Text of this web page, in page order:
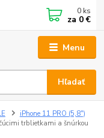
Menu
Hľadať
0 ks
za 0 €
iPhone 11 PRO (5,8")
trblietkami a šnúrkou